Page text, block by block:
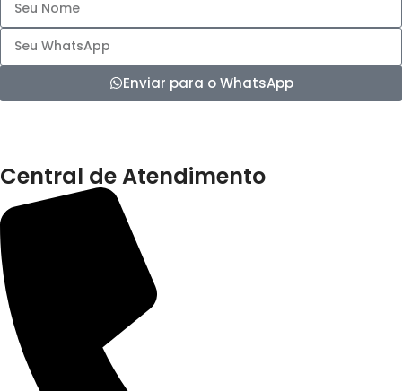
Enviar para o WhatsApp
Central de Atendimento